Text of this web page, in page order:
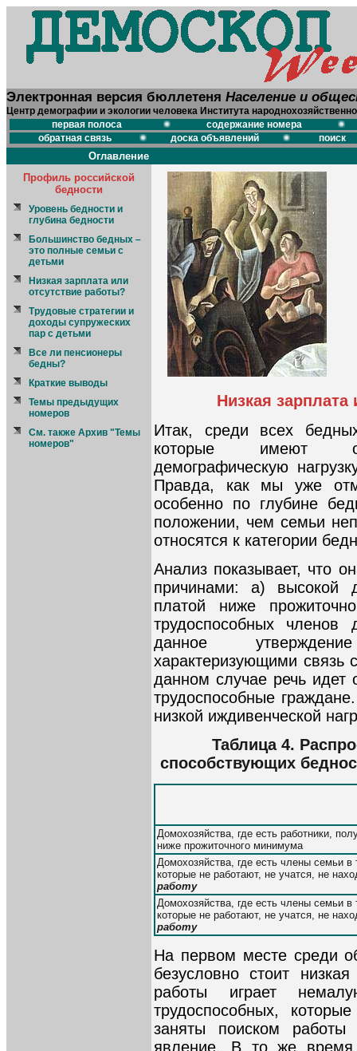
Электронная версия бюллетеня Население и
Центр демографии и экологии человека Института
первая полоса
содержание номера
обратная связь
доска объявлений поиск
Оглавление
Профиль российской
бедности
Уровень бедности и
глубина бедности
Большинство бедных –
это полные семьи с
детьми
Низкая зарплата или
отсутствие работы?
Трудовые стратегии и
доходы супружеских
пар с детьми
Все ли пенсионеры
бедны?
Краткие выводы
Темы предыдущих
номеров
См. также Архив "Темы
номеров"
Низкая зарплата
Итак, среди всех
которые имеют
демографическую
Правда, как мы уже
особенно по глубине
положении, чем семьи
относятся к категории
Анализ показывает, что
причинами: а) высокой
платой ниже
трудоспособных членов
данное
характеризующими связь
данном случае речь идет
трудоспособные
низкой иждивенческой
Таблица 4.
способствующих
Домохозяйства, где есть работники,
ниже прожиточного минимума
Домохозяйства, где есть члены семьи в
которые не работают, не учатся, не
работу
Домохозяйства, где есть члены семьи в
которые не работают, не учатся, не
работу
На первом месте среди
безусловно стоит
работы играет
трудоспособных,
заняты поиском работы
явление. В то же время